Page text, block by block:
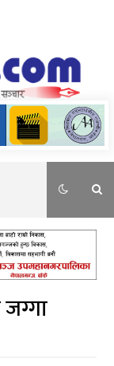
जग्गा